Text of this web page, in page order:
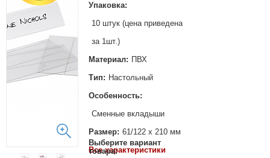
Упаковка:
10 штук (цена приведена
за 1шт.)
Материал: ПВХ
Тип: Настольный
Особенность:
Сменные вкладыши
Размер: 61/122 х 210 мм
Все характеристики
Выберите вариант
товара: